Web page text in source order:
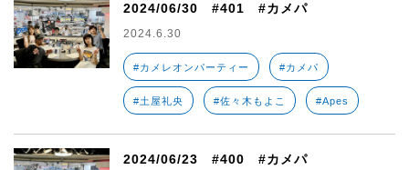
2024/06/30 #401 #カメパ
2024.6.30
#カメレオンパーティー #カメパ
#土屋礼央 #佐々木もよこ #Apes
2024/06/23 #400 #カメパ